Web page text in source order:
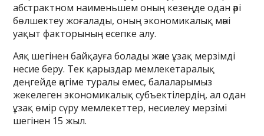
абстрактном наименьшем оның кезеңде одан әрі
бөлшектеу жоғалады, оның экономикалық мәні
уақыт факторының есепке алу.
Аяқ шегінен байқауға болады және ұзақ мерзімді
несие беру. Тек қарыздар мемлекетаралық
деңгейде әңгіме туралы емес, балаларымыз
жекелеген экономикалық субъектілердің, ал одан
ұзақ өмір сүру мемлекеттер, несиелеу мерзімі
шегінен 15 жыл.